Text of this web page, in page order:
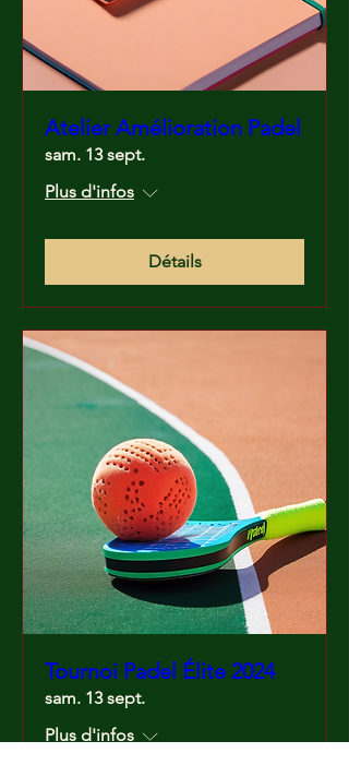
Atelier Amélioration Padel
sam. 13 sept.
Plus d'infos
Détails
Tournoi Padel Élite 2024
sam. 13 sept.
Plus d'infos